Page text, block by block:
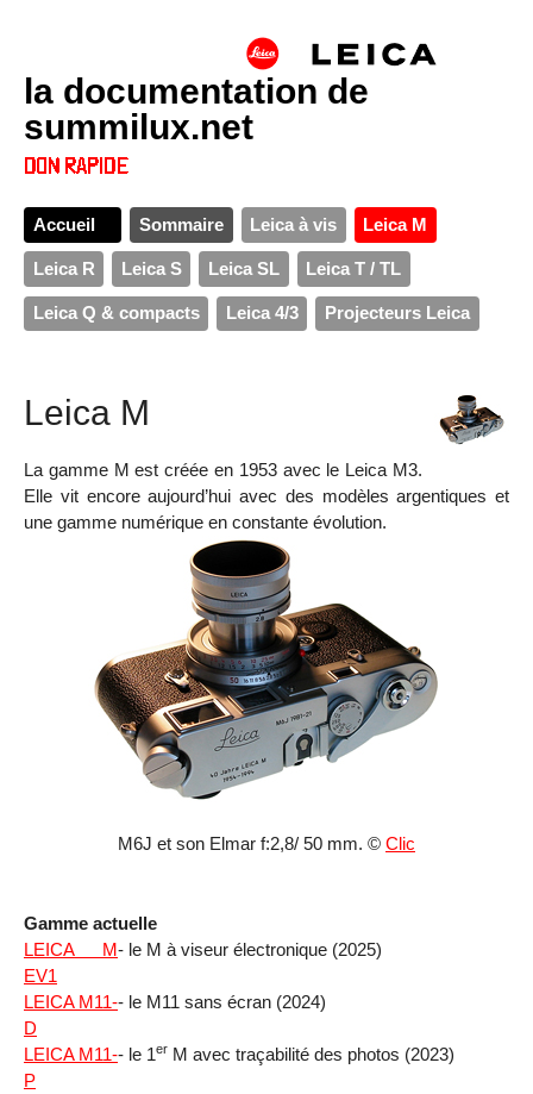
la documentation de
summilux.net
Accueil Sommaire Leica à vis Leica M
Leica R Leica S Leica SL Leica T / TL
Leica Q & compacts Leica 4/3 Projecteurs Leica
Leica M
La gamme M est créée en 1953 avec le Leica M3.
Elle vit encore aujourd’hui avec des modèles argentiques et
une gamme numérique en constante évolution.
M6J et son Elmar f:2,8/ 50 mm. © Clic
Gamme actuelle
LEICA M
EV1
- le M à viseur électronique (2025)
LEICA M11-
D
- le M11 sans écran (2024)
LEICA M11-
P
- le 1er M avec traçabilité des photos (2023)